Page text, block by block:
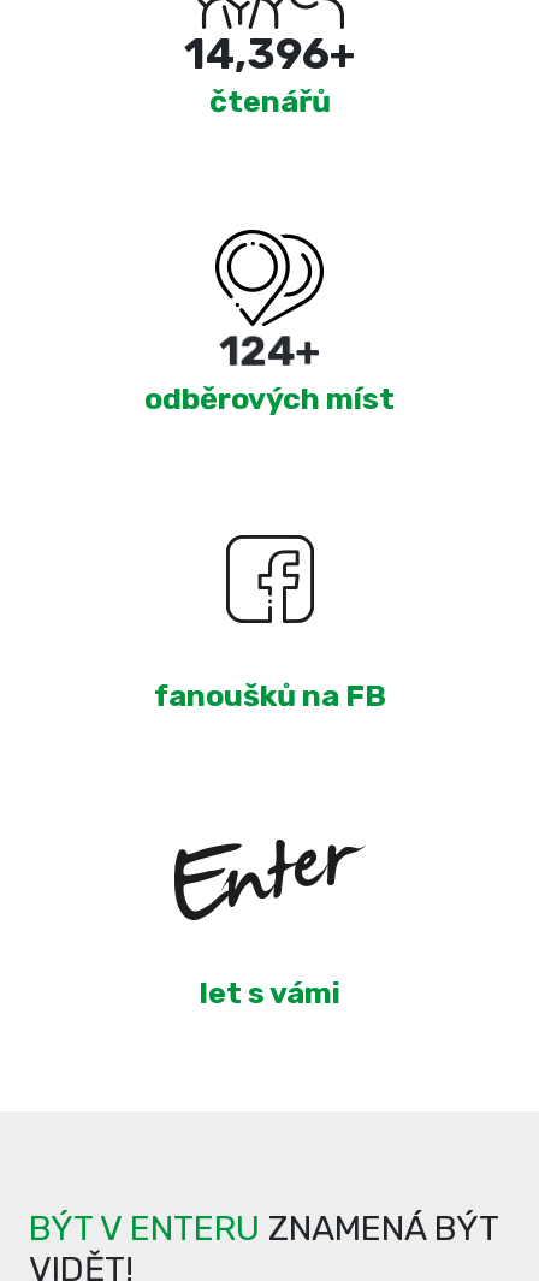
15,000+
čtenářů
220+
odběrových míst
fanoušků na FB
let s vámi
BÝT V ENTERU ZNAMENÁ BÝT
VIDĚT!